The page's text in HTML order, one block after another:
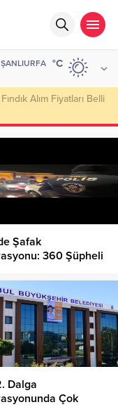
ŞANLIURFA °C
4 Bin 898 Kişiye Sıcak
Şafak
360 Şüpheli
Dalga
Çok